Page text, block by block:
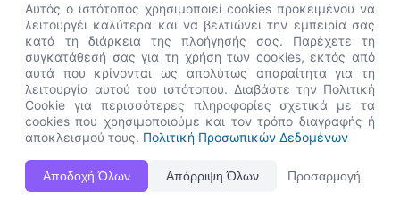
Η Ιστοσελίδα ΑνΑΔ είναι πλήρως συμβατή με τις νεότερες εκδόσεις, Google Chrome, Mozilla Firefox,
Apple Safari καθώς και Internet Explorer.
👋 Καλώς ήρθες! Είμαι η Νόησις.
Πες μου πώς μπορώ να σε βοηθήσω
σήμερα.
Αυτός ο ιστότοπος χρησιμοποιεί cookies προκειμένου να
λειτουργέι καλύτερα και να βελτιώνει την εμπειρία σας
κατά τη διάρκεια της πλοήγησής σας. Παρέχετε τη
συγκατάθεσή σας για τη χρήση των cookies, εκτός από
αυτά που κρίνονται ως απολύτως απαραίτητα για τη
λειτουργία αυτού του ιστότοπου. Διαβάστε την Πολιτική
Cookie για περισσότερες πληροφορίες σχετικά με τα
cookies που χρησιμοποιούμε και τον τρόπο διαγραφής ή
αποκλεισμού τους. Πολιτική Προσωπικών Δεδομένων
Αποδοχή Όλων Απόρριψη Όλων Προσαρμογή